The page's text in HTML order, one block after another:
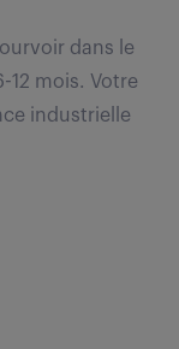
dans le
12 mois. Votre
industrielle